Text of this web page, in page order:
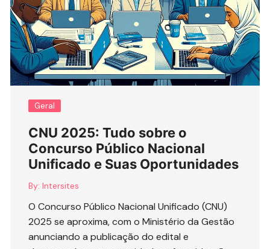
Geral
CNU 2025: Tudo sobre o
Concurso Público Nacional
Unificado e Suas Oportunidades
By: Intersites
O Concurso Público Nacional Unificado (CNU)
2025 se aproxima, com o Ministério da Gestão
anunciando a publicação do edital e